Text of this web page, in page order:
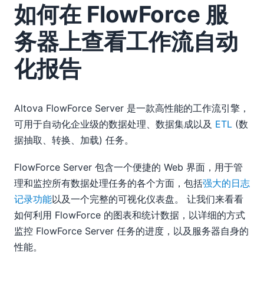
如何在 FlowForce 服
务器上查看工作流自动
化报告
Altova FlowForce Server 是一款高性能的工作流引擎，
可用于自动化企业级的数据处理、数据集成以及 ETL (数
据抽取、转换、加载) 任务。
FlowForce Server 包含一个便捷的 Web 界面，用于管
理和监控所有数据处理任务的各个方面，包括强大的日志
记录功能以及一个完整的可视化仪表盘。 让我们来看看
如何利用 FlowForce 的图表和统计数据，以详细的方式
监控 FlowForce Server 任务的进度，以及服务器自身的
性能。